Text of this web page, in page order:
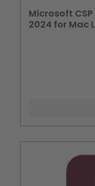
Microsoft
2024 for Mac